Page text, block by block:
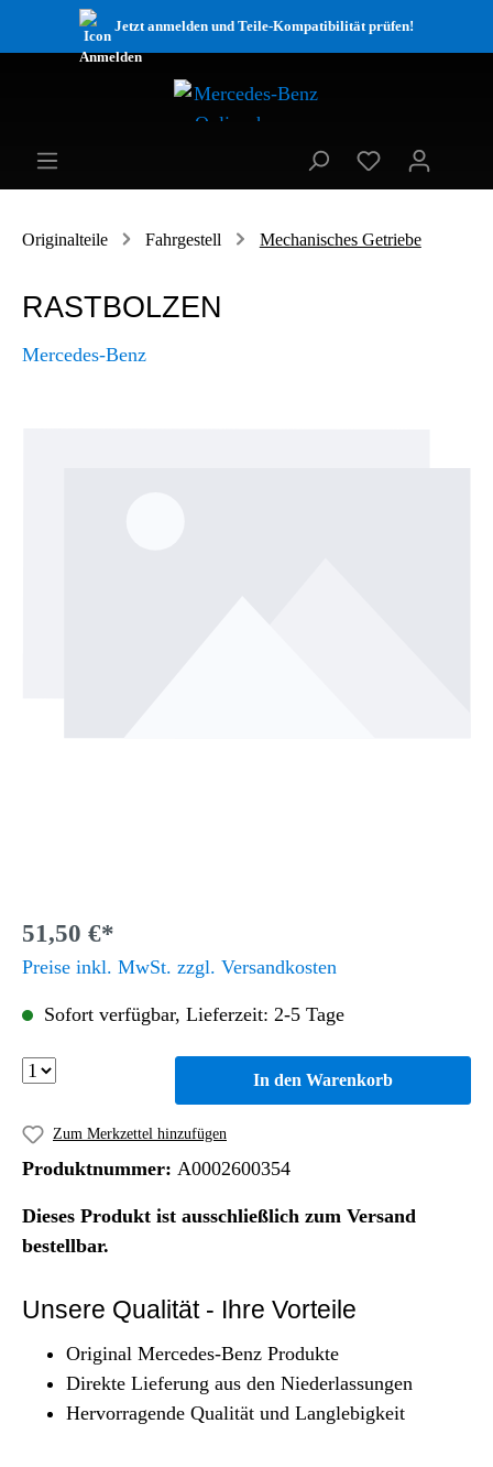
Jetzt anmelden und Teile-Kompatibilität prüfen!
Originalteile Fahrgestell Mechanisches Getriebe
RASTBOLZEN
Mercedes-Benz
51,50 €*
Preise inkl. MwSt. zzgl. Versandkosten
Sofort verfügbar, Lieferzeit: 2-5 Tage
In den Warenkorb
Zum Merkzettel hinzufügen
Produktnummer: A0002600354
Dieses Produkt ist ausschließlich zum Versand
bestellbar.
Unsere Qualität - Ihre Vorteile
Original Mercedes-Benz Produkte
Direkte Lieferung aus den Niederlassungen
Hervorragende Qualität und Langlebigkeit